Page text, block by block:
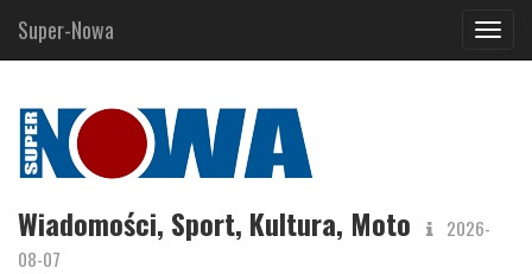
Super-Nowa
Wiadomości, Sport, Kultura, Moto
2026-
08-07